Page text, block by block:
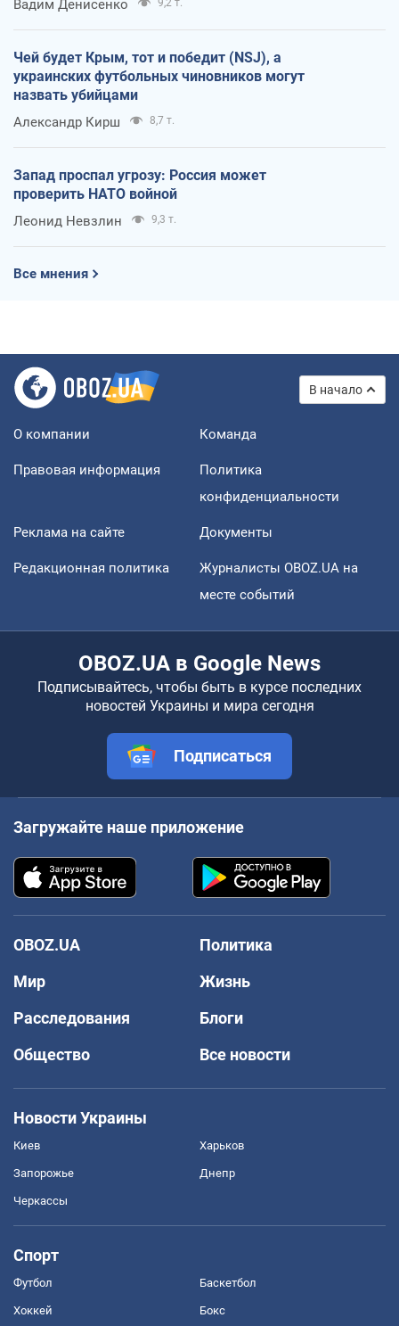
Вадим Денисенко
Чей будет Крым, тот и победит (NSJ), а
украинских футбольных чиновников могут
назвать убийцами
Александр Кирш 8,7 т.
Запад проспал угрозу: Россия может
проверить НАТО войной
Леонид Невзлин 9,3 т.
Все мнения
В начало
О компании Команда
Правовая информация
Политика
конфиденциальности
Реклама на сайте Документы
Редакционная политика
Журналисты OBOZ.UA на
месте событий
OBOZ.UA в Google News
Подписывайтесь, чтобы быть в курсе последних
новостей Украины и мира сегодня
Подписаться
Загружайте наше приложение
OBOZ.UA
Политика
Мир
Жизнь
Расследования
Блоги
Общество
Все новости
Новости Украины
Киев Харьков
Запорожье Днепр
Черкассы
Спорт
Футбол Баскетбол
Хоккей Бокс